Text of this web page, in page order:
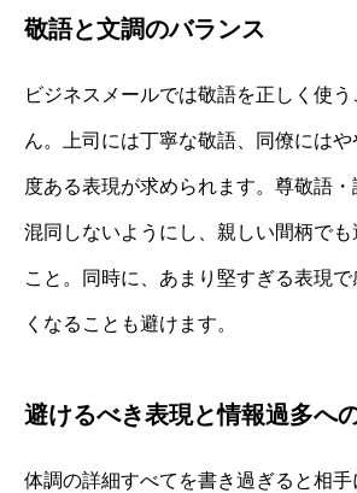
敬語と文調のバランス
ビジネスメールでは敬語を正しく使
ん。上司には丁寧な敬語、同僚には
度ある表現が求められます。尊敬語
混同しないようにし、親しい間柄で
こと。同時に、あまり堅すぎる表現で
くなることも避けます。
避けるべき表現と情報過多へ
体調の詳細すべてを書き過ぎると相